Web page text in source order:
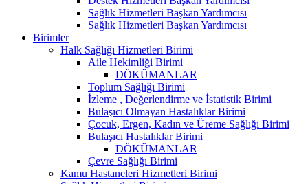
Sağlık Hizmetleri Başkan Yardımcısı
Sağlık Hizmetleri Başkan Yardımcısı
Birimler
Halk Sağlığı Hizmetleri Birimi
Aile Hekimliği Birimi
DÖKÜMANLAR
Toplum Sağlığı Birimi
İzleme , Değerlendirme ve İstatistik Birimi
Bulaşıcı Olmayan Hastalıklar Birimi
Çocuk, Ergen, Kadın ve Üreme Sağlığı Birimi
Bulaşıcı Hastalıklar Birimi
DÖKÜMANLAR
Çevre Sağlığı Birimi
Kamu Hastaneleri Hizmetleri Birimi